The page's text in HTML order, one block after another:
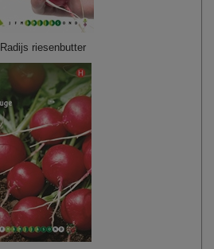
Radijs riesenbutter